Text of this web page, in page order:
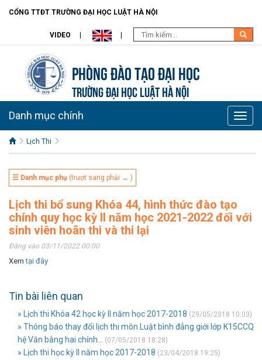
CỔNG TTĐT TRƯỜNG ĐẠI HỌC LUẬT HÀ NỘI
VIDEO
Phòng Đào Tạo đại học
TRƯỜNG ĐẠI HỌC LUẬT HÀ NỘI
Toggle
Danh mục chính
Lịch Thi
☰ Danh mục phụ (trượt sang phải → )
Lịch thi bổ sung Khóa 44, hình thức đào tạo
chính quy học kỳ II năm học 2021-2022 đối với
sinh viên hoãn thi và thi lại
Đăng vào 03/11/2022 00:00
Xemtại đây
Tin bài liên quan
» Lịch thi Khóa 42 học kỳ II năm học 2017-2018 (29/05/2018 10:03)
» Thông báo thay đổi lịch thi môn Luật bình đẳng giới lớp K15CCQ
hệ Văn bằng hai chính...
(07/05/2018 18:28)
» Lịch thi học kỳ II năm học 2017-2018 (23/04/2018 19:25)